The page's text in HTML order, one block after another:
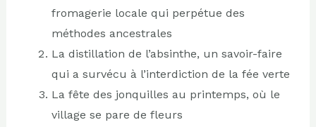
fromagerie locale qui perpétue des
méthodes ancestrales
La distillation de l’absinthe, un savoir-faire
qui a survécu à l’interdiction de la fée verte
La fête des jonquilles au printemps, où le
village se pare de fleurs